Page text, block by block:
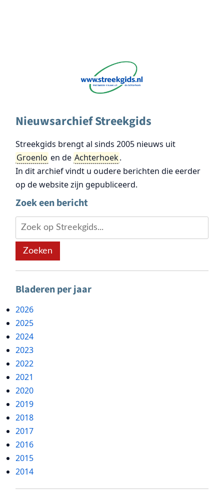
Nieuwsarchief Streekgids
Streekgids brengt al sinds 2005 nieuws uit
Groenlo en de Achterhoek.
In dit archief vindt u oudere berichten die eerder
op de website zijn gepubliceerd.
Zoek een bericht
Zoeken
Bladeren per jaar
2026
2025
2024
2023
2022
2021
2020
2019
2018
2017
2016
2015
2014